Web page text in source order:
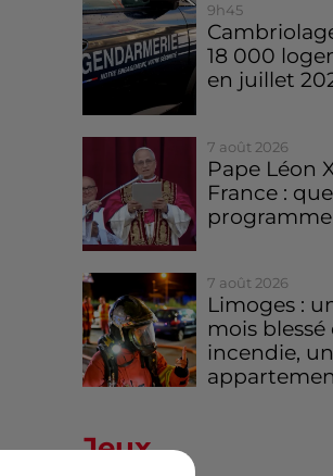
9h45
18 000
en juillet
7 août 2026
Pape Léon
France :
7 août 2026
Limoges :
mois blessé
incendie, un
Jeux